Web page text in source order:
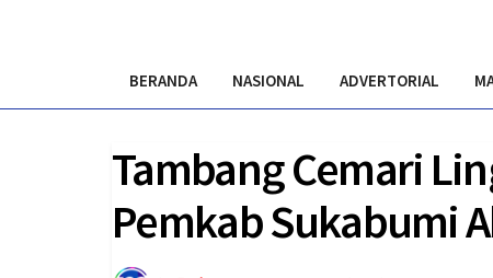
BERANDA NASIONAL ADVERTORIAL
Tambang Cemari
Pemkab Sukabumi